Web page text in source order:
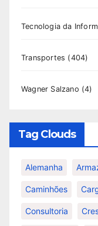
Tecnologia da
Transportes (404)
Wagner Salzano (4)
Tag Clouds
Alemanha
Caminhões
Consultoria